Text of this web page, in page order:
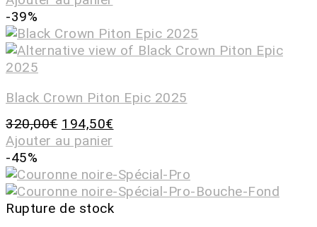
-39%
Black Crown Piton Epic 2025
320,00€ 194,50€
Ajouter au panier
-45%
Rupture de stock